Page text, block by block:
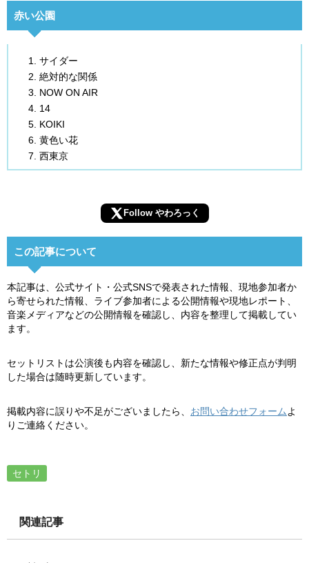
赤い公園
サイダー
絶対的な関係
NOW ON AIR
14
KOIKI
黄色い花
西東京
Follow やわろっく
この記事について
本記事は、公式サイト・公式SNSで発表された情報、現地参加者か
ら寄せられた情報、ライブ参加者による公開情報や現地レポート、
音楽メディアなどの公開情報を確認し、内容を整理して掲載してい
ます。
セットリストは公演後も内容を確認し、新たな情報や修正点が判明
した場合は随時更新しています。
掲載内容に誤りや不足がございましたら、 お問い合わせフォーム よ
りご連絡ください。
セトリ
関連記事